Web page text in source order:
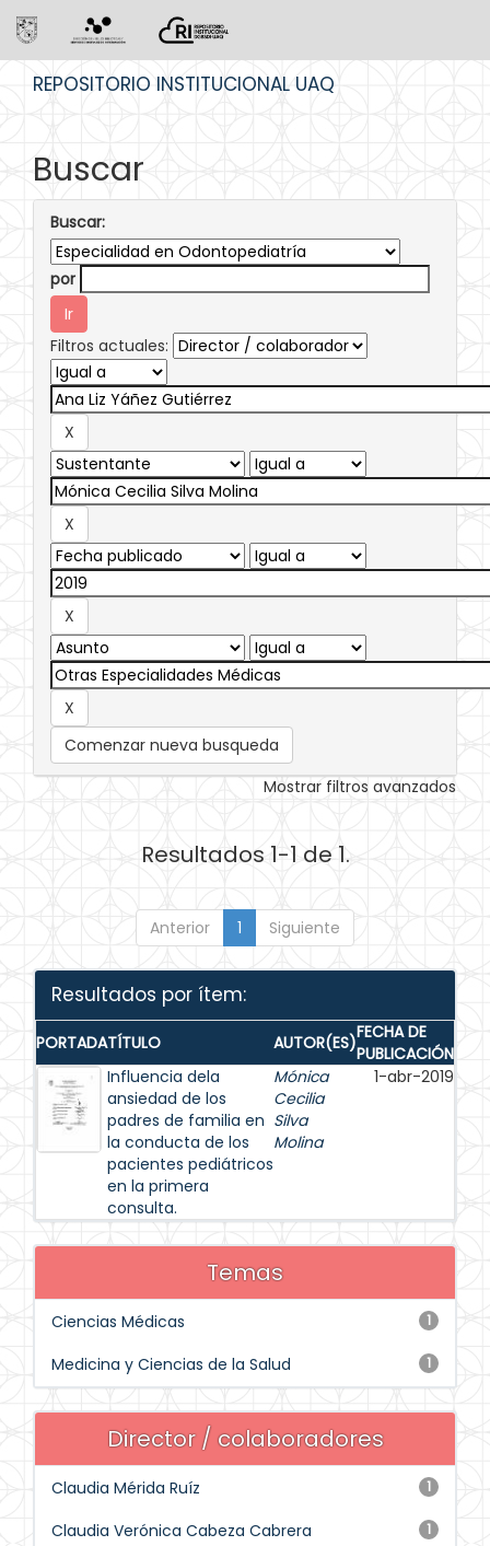
REPOSITORIO INSTITUCIONAL UAQ
Buscar
Buscar:
por
Filtros actuales:
Comenzar nueva busqueda
Mostrar filtros avanzados
Resultados 1-1 de 1.
Anterior 1 Siguiente
Resultados por ítem:
PORTADATÍTULO AUTOR(ES)FECHA DE
PUBLICACIÓN
Influencia dela
ansiedad de los
padres de familia en
la conducta de los
pacientes pediátricos
en la primera
consulta.
Mónica
Cecilia
Silva
Molina
1-abr-2019
Temas
1
Ciencias Médicas
1
Medicina y Ciencias de la Salud
Director / colaboradores
1
Claudia Mérida Ruíz
1
Claudia Verónica Cabeza Cabrera